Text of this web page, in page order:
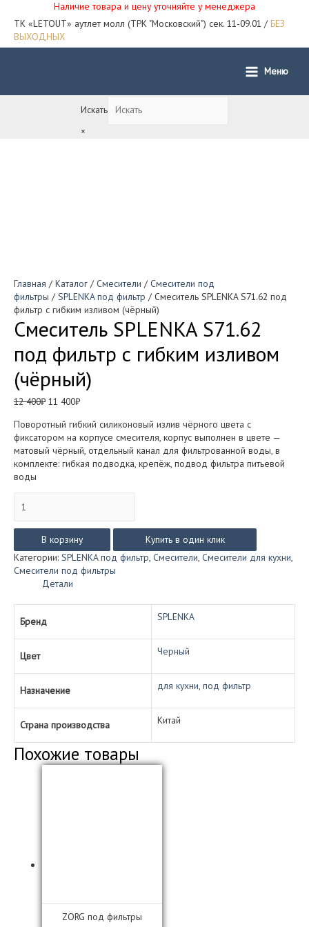
Наличие товара и цену уточняйте у менеджера
ТК «LETOUT» аутлет молл (ТРК "Московский") сек. 11-09.01 / БЕЗ
ВЫХОДНЫХ
Main
Меню
Искать
×
Главная / Каталог / Смесители / Смесители под
фильтры / SPLENKA под фильтр / Смеситель SPLENKA S71.62 под
фильтр с гибким изливом (чёрный)
Смеситель SPLENKA S71.62
под фильтр с гибким изливом
(чёрный)
12 400₽ Первоначальная
составляла
12
400₽.
11 400₽Текущая
11
400₽.
Поворотный гибкий силиконовый излив чёрного цвета с
фиксатором на корпусе смесителя, корпус выполнен в цвете —
матовый чёрный, отдельный канал для фильтрованной воды, в
комплекте: гибкая подводка, крепёж, подвод фильтра питьевой
воды
товара
SPLENKA
S71.62
под
фильтр
гибким
изливом
(чёрный)
В корзину
Купить в один клик
Категории: SPLENKA под фильтр, Смесители, Смесители для кухни,
Смесители под фильтры
Детали
Бренд SPLENKA
Цвет Черный
Назначение для кухни, под фильтр
Страна производства Китай
Похожие товары
ZORG под фильтры